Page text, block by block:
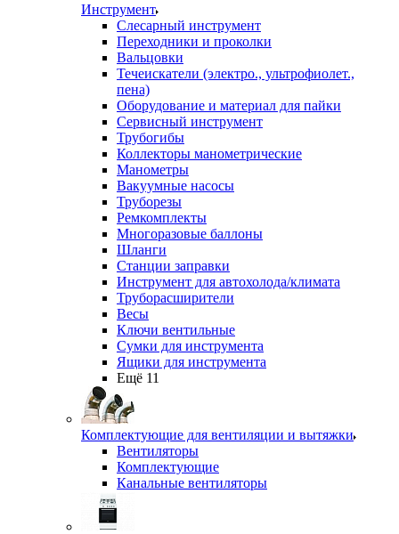
Инструмент
Слесарный инструмент
Переходники и проколки
Вальцовки
Течеискатели (электро., ультрофиолет.,
пена)
Оборудование и материал для пайки
Сервисный инструмент
Трубогибы
Коллекторы манометрические
Манометры
Вакуумные насосы
Труборезы
Ремкомплекты
Многоразовые баллоны
Шланги
Станции заправки
Инструмент для автохолода/климата
Труборасширители
Весы
Ключи вентильные
Сумки для инструмента
Ящики для инструмента
Ещё 11
Комплектующие для вентиляции и вытяжки
Вентиляторы
Комплектующие
Канальные вентиляторы